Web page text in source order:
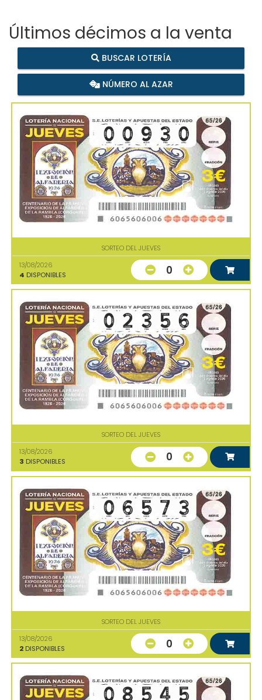
Últimos décimos a la venta
BUSCAR LOTERÍA
NÚMERO AL AZAR
SORTEO DEL JUEVES
13/08/2026
4 DISPONIBLES 0
SORTEO DEL JUEVES
13/08/2026
3 DISPONIBLES 0
SORTEO DEL JUEVES
13/08/2026
2 DISPONIBLES 0